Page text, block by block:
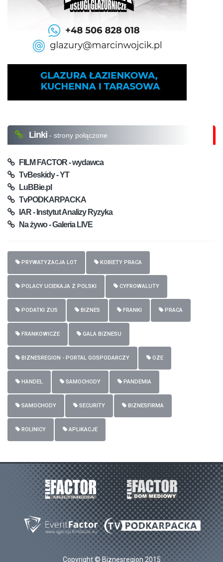
Linki - strony połączone
FILM FACTOR - wydawca
TvBeskidy - YT
LuBBie.pl
TvPODKARPACKA
IAR - Instytut Analizy Ryzyka
Na żywo - Galeria LIVE
PRYWATYZACJA LOT KOBIETY PRACA
POLACY UCIEKAJA Z POLSKI CYFROWALUTY
PODATKI ZUS BIZNES FRANKI PRACA
FRANKOWICZE GALA BIZNESU
BIZNESREGION - PORTAL GOSPODARCZY OZE
HANDEL SAMOCHODY PANDEMIA
SAMOCHODY SECURITY BIZNESFIRMA
ROLINICY APLIKACJE
Copyright © Biznesregion 2015